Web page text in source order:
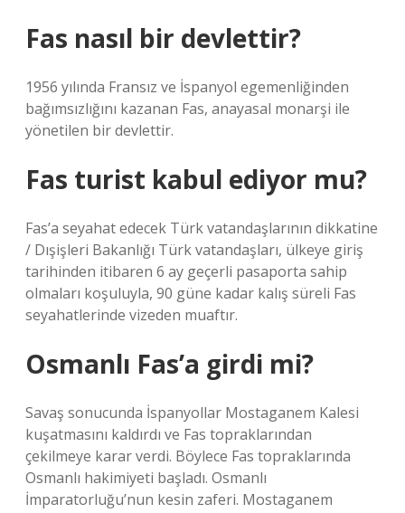
Fas nasıl bir devlettir?
1956 yılında Fransız ve İspanyol egemenliğinden
bağımsızlığını kazanan Fas, anayasal monarşi ile
yönetilen bir devlettir.
Fas turist kabul ediyor mu?
Fas’a seyahat edecek Türk vatandaşlarının dikkatine
/ Dışişleri Bakanlığı Türk vatandaşları, ülkeye giriş
tarihinden itibaren 6 ay geçerli pasaporta sahip
olmaları koşuluyla, 90 güne kadar kalış süreli Fas
seyahatlerinde vizeden muaftır.
Osmanlı Fas’a girdi mi?
Savaş sonucunda İspanyollar Mostaganem Kalesi
kuşatmasını kaldırdı ve Fas topraklarından
çekilmeye karar verdi. Böylece Fas topraklarında
Osmanlı hakimiyeti başladı. Osmanlı
İmparatorluğu’nun kesin zaferi. Mostaganem